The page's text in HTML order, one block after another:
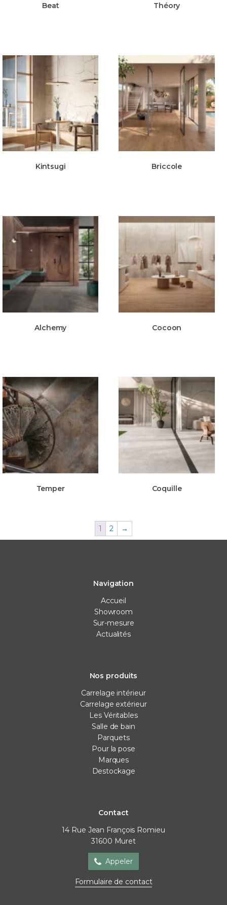
Beat Théory
Kintsugi Briccole
Alchemy Cocoon
Temper Coquille
1 2 →
Navigation
Accueil
Showroom
Sur-mesure
Actualités
Nos produits
Carrelage intérieur
Carrelage extérieur
Les Véritables
Salle de bain
Parquets
Pour la pose
Marques
Destockage
Contact
14 Rue Jean François Romieu
31600 Muret
Appeler
Formulaire de contact